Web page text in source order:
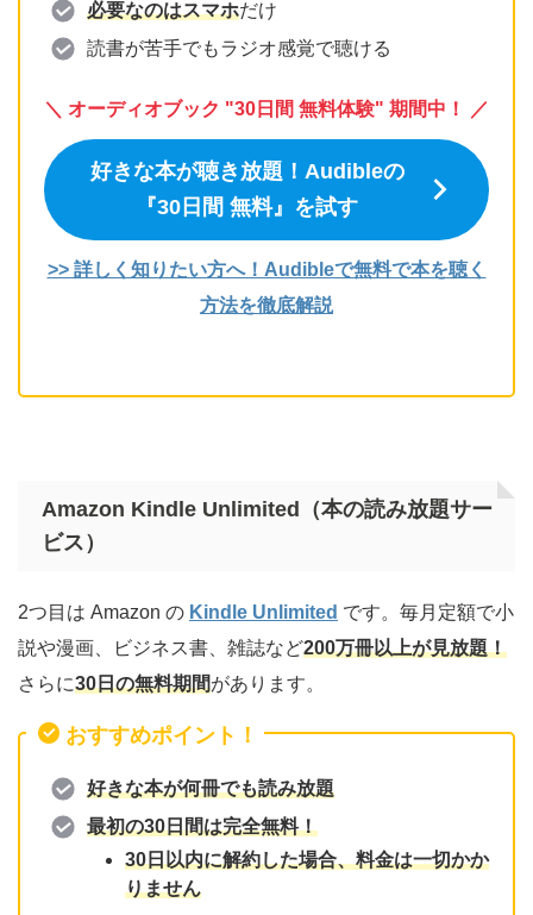
必要なのはスマホだけ
読書が苦手でもラジオ感覚で聴ける
＼ オーディオブック "30日間 無料体験" 期間中！ ／
好きな本が聴き放題！Audibleの
『30日間 無料』を試す
>> 詳しく知りたい方へ！Audibleで無料で本を聴く
方法を徹底解説
Amazon Kindle Unlimited（本の読み放題サー
ビス）
2つ目は Amazon の Kindle Unlimited です。毎月定額で小
説や漫画、ビジネス書、雑誌など200万冊以上が見放題！
さらに30日の無料期間があります。
おすすめポイント！
好きな本が何冊でも読み放題
最初の30日間は完全無料！
30日以内に解約した場合、料金は一切かか
りません